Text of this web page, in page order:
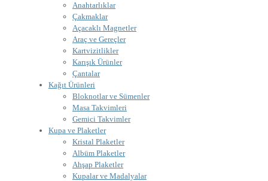
Anahtarlıklar
Çakmaklar
Açacaklı Magnetler
Araç ve Gereçler
Kartvizitlikler
Karışık Ürünler
Çantalar
Kağıt Ürünleri
Bloknotlar ve Sümenler
Masa Takvimleri
Gemici Takvimler
Kupa ve Plaketler
Kristal Plaketler
Albüm Plaketler
Ahşap Plaketler
Kupalar ve Madalyalar